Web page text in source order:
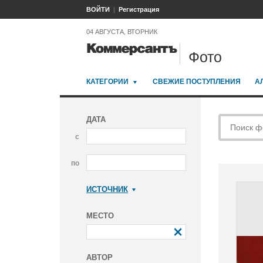
ВОЙТИ Регистрация
04 АВГУСТА, ВТОРНИК
Фото
КАТЕГОРИИ СВЕЖИЕ ПОСТУПЛЕНИЯ
ДАТА
с
по
ИСТОЧНИК
МЕСТО
АВТОР